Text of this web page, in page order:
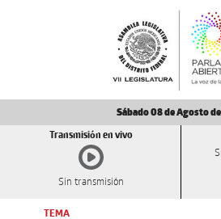
Sábado 08 de Agosto
Transmisión en vivo
Sin transmisión
TEMA